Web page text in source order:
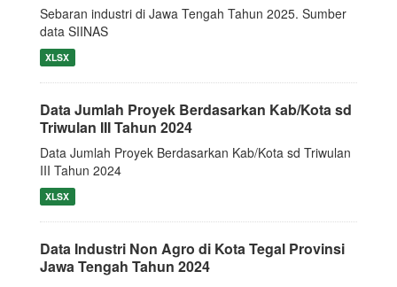
Sebaran industri di Jawa Tengah Tahun 2025. Sumber
data SIINAS
XLSX
Data Jumlah Proyek Berdasarkan Kab/Kota sd
Triwulan III Tahun 2024
Data Jumlah Proyek Berdasarkan Kab/Kota sd Triwulan
III Tahun 2024
XLSX
Data Industri Non Agro di Kota Tegal Provinsi
Jawa Tengah Tahun 2024